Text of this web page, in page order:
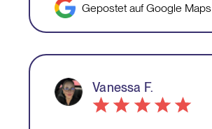
Gepostet auf Google Maps
Vanessa F.